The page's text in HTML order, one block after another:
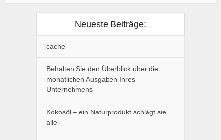
Neueste Beiträge:
cache
Behalten Sie den Überblick über die
monatlichen Ausgaben Ihres
Unternehmens
Kokosöl – ein Naturprodukt schlägt sie
alle